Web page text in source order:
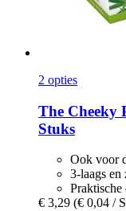
2 opties
The Cheeky
Stuks
Ook voor
3-laags en
Praktische
€ 3,29 (€ 0,04 /